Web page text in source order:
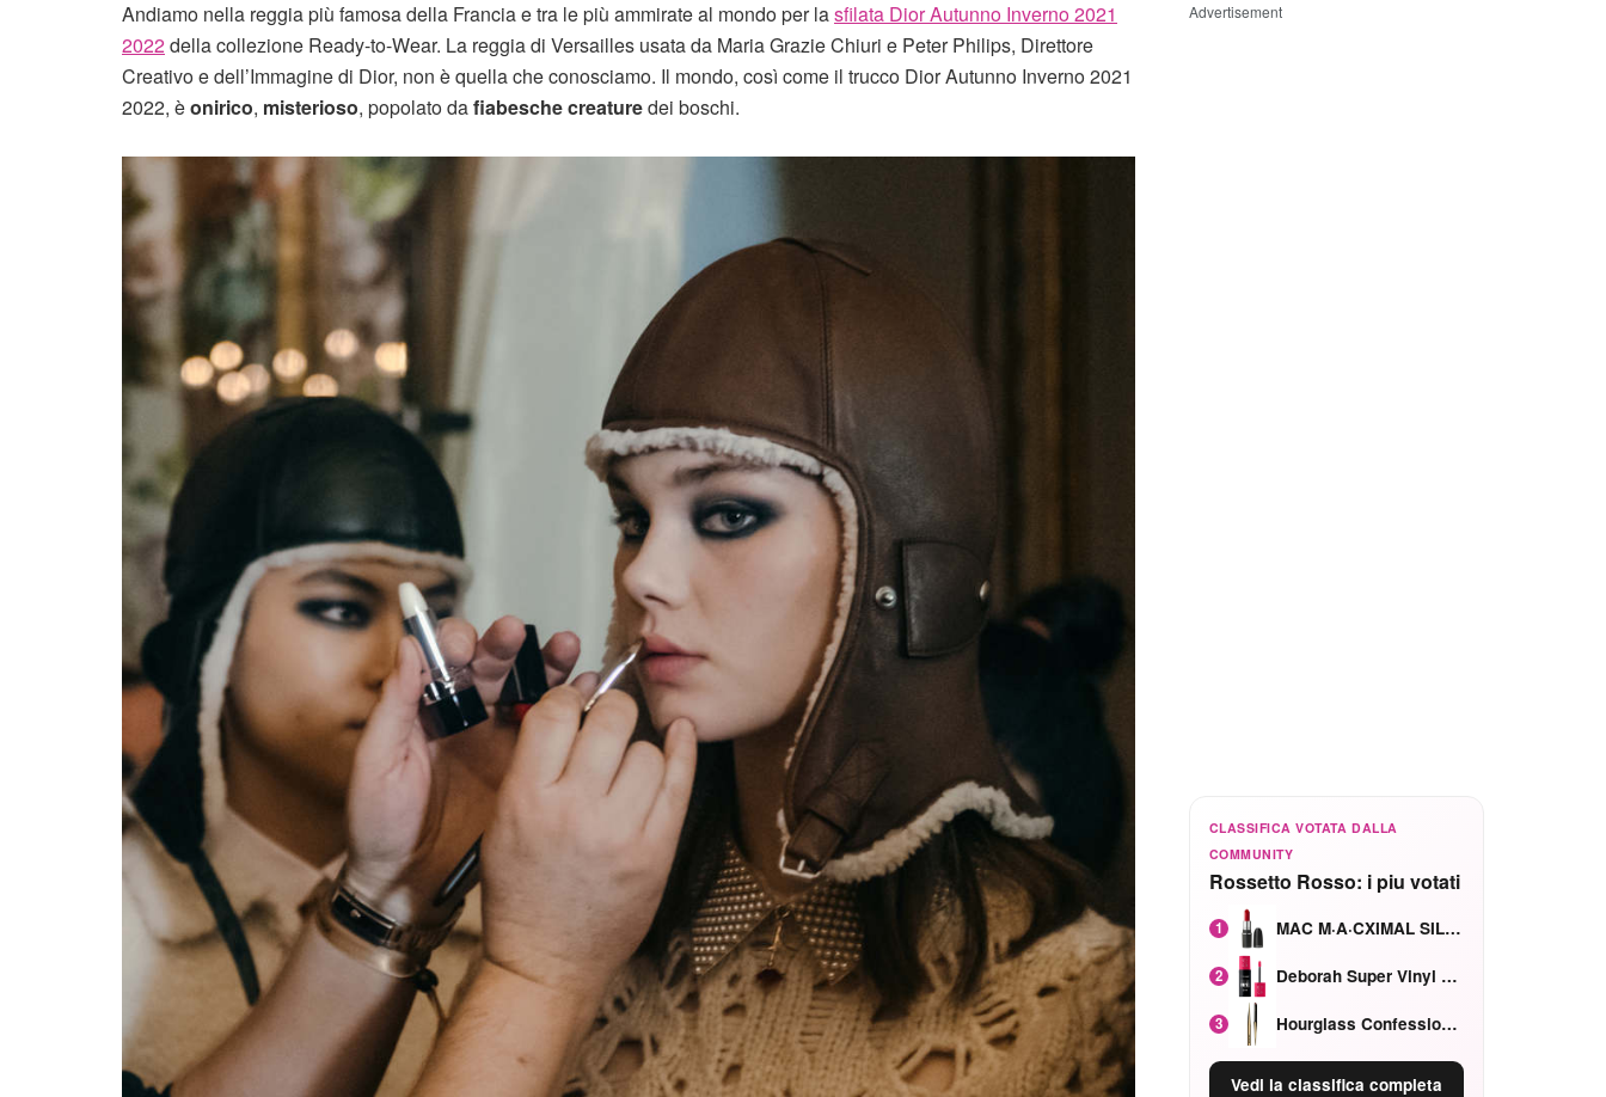
Andiamo nella reggia più famosa della Francia e tra le più ammirate al mondo per lasfilata Dior Autunno Inverno 2021
2022della collezione Ready-to-Wear. La reggia di Versailles usata da Maria Grazie Chiuri e Peter Philips, Direttore
Creativo e dell’Immagine di Dior, non è quella che conosciamo. Il mondo, così come il trucco Dior Autunno Inverno 2021
2022, èonirico, misterioso, popolato dafiabesche creaturedei boschi.
Advertisement
CLASSIFICA VOTATA DALLA
COMMUNITY
Rossetto Rosso: i piu votati
1 MAC M·A·CXIMAL SILKY MATTE Red Rock mat
2 Deborah Super Vinyl Shake Rosa Ciliegia
3 Hourglass Confession Ricaricabile Ultra Preciso Ad Alta Intensità Secretly Classic Red
Vedi la classifica completa